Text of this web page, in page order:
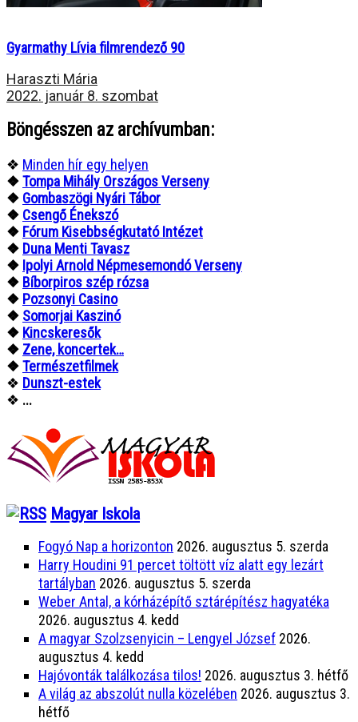
Gyarmathy Lívia filmrendező 90
Haraszti Mária
2022. január 8. szombat
Böngésszen az archívumban:
❖ Minden hír egy helyen
❖Tompa Mihály Országos Verseny
❖ Gombaszögi Nyári Tábor
❖ Csengő Énekszó
❖ Fórum Kisebbségkutató Intézet
❖ Duna Menti Tavasz
❖ Ipolyi Arnold Népmesemondó Verseny
❖ Bíborpiros szép rózsa
❖ Pozsonyi Casino
❖ Somorjai Kaszinó
❖ Kincskeresők
❖ Zene, koncertek…
❖Természetfilmek
❖ Dunszt-estek
❖ ...
Magyar Iskola
Fogyó Nap a horizonton 2026. augusztus 5. szerda
Harry Houdini 91 percet töltött víz alatt egy lezárt
tartályban 2026. augusztus 5. szerda
Weber Antal, a kórházépítő sztárépítész hagyatéka
2026. augusztus 4. kedd
A magyar Szolzsenyicin – Lengyel József 2026.
augusztus 4. kedd
Hajóvonták találkozása tilos! 2026. augusztus 3. hétfő
A világ az abszolút nulla közelében 2026. augusztus 3.
hétfő